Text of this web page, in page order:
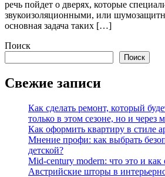
речь пойдет о дверях, которые
звукоизоляционными, или
основная задача таких […]
Поиск
Поиск
Свежие записи
Как сделать ремонт, который
только в этом сезоне, но и через
Как оформить квартиру в стиле
Мнение профи: как выбрать
детской?
Mid-century modern: что это и как
Австрийские шторы в